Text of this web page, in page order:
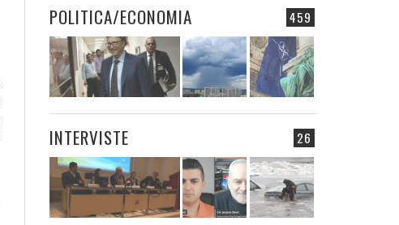
459
POLITICA/ECONOMIA
26
INTERVISTE